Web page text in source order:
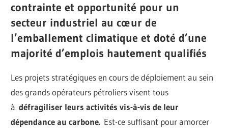
contrainte et opportunité pour un
secteur industriel au cœur de
l’emballement climatique et doté d’une
majorité d’emplois hautement qualifiés
Les projets stratégiques en cours de déploiement au sein
des grands opérateurs pétroliers visent tous
àdéfragiliser leurs activités vis-à-vis de leur
dépendance au carbone. Est-ce suffisant pour amorcer